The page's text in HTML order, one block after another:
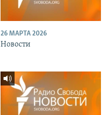
26 МАРТА 2026
Новости